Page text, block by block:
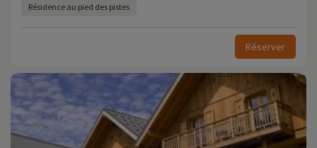
Résidence au pied des pistes
Réserver